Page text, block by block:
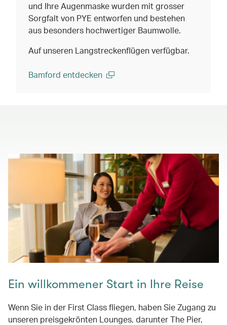
und Ihre Augenmaske wurden mit grosser
Sorgfalt von PYE entworfen und bestehen
aus besonders hochwertiger Baumwolle.
Auf unseren Langstreckenflügen verfügbar.
Bamford entdecken
Ein willkommener Start in Ihre Reise
Wenn Sie in der First Class fliegen, haben Sie Zugang zu
unseren preisgekrönten Lounges, darunter The Pier,